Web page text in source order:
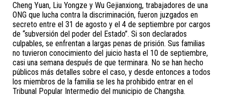
Cheng Yuan, Liu Yongze y Wu Gejianxiong, trabajadores de una
ONG que lucha contra la discriminación, fueron juzgados en
secreto entre el 31 de agosto y el 4 de septiembre por cargos
de “subversión del poder del Estado”. Si son declarados
culpables, se enfrentan a largas penas de prisión. Sus familias
no tuvieron conocimiento del juicio hasta el 10 de septiembre,
casi una semana después de que terminara. No se han hecho
públicos más detalles sobre el caso, y desde entonces a todos
los miembros de la familia se les ha prohibido entrar en el
Tribunal Popular Intermedio del municipio de Changsha.